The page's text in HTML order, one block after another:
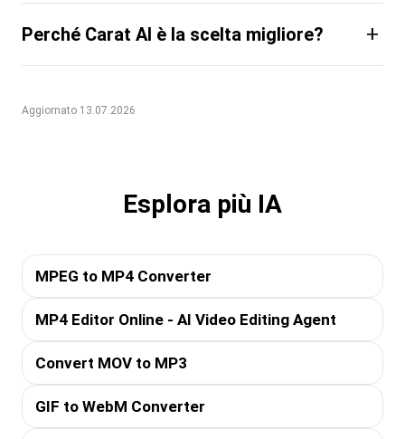
Perché Carat AI è la scelta migliore? +
Aggiornato 13.07.2026
Esplora più IA
MPEG to MP4 Converter
MP4 Editor Online - AI Video Editing Agent
Convert MOV to MP3
GIF to WebM Converter